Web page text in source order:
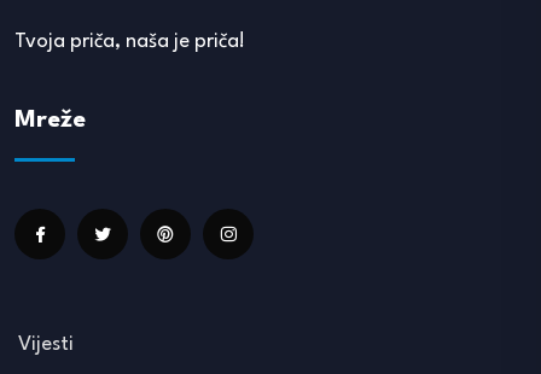
Tvoja priča, naša je priča!
Mreže
Vijesti